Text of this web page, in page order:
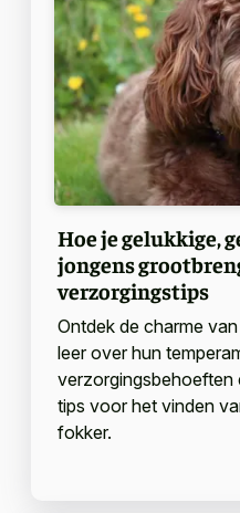
Hoe je gelukkige,
jongens
verzorgingstips
Ontdek de charme
leer over hun
verzorgingsbehoeften
tips voor het vinden
fokker.